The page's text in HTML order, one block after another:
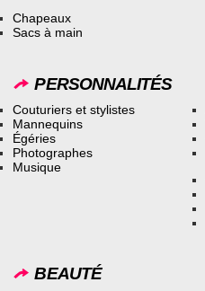
Chapeaux
Sacs à main
PERSONNALITÉS
Couturiers et stylistes
Mannequins
Égéries
Photographes
Musique
BEAUTÉ